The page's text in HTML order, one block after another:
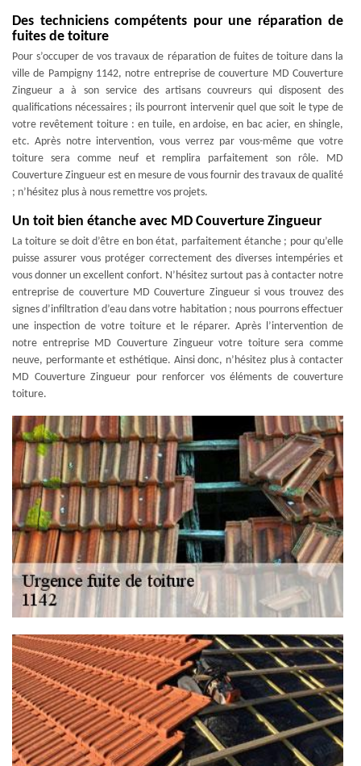
Des techniciens compétents pour une réparation de
fuites de toiture
Pour s’occuper de vos travaux de réparation de fuites de toiture dans la
ville de Pampigny 1142, notre entreprise de couverture MD Couverture
Zingueur a à son service des artisans couvreurs qui disposent des
qualifications nécessaires ; ils pourront intervenir quel que soit le type de
votre revêtement toiture : en tuile, en ardoise, en bac acier, en shingle,
etc. Après notre intervention, vous verrez par vous-même que votre
toiture sera comme neuf et remplira parfaitement son rôle. MD
Couverture Zingueur est en mesure de vous fournir des travaux de qualité
; n’hésitez plus à nous remettre vos projets.
Un toit bien étanche avec MD Couverture Zingueur
La toiture se doit d’être en bon état, parfaitement étanche ; pour qu’elle
puisse assurer vous protéger correctement des diverses intempéries et
vous donner un excellent confort. N’hésitez surtout pas à contacter notre
entreprise de couverture MD Couverture Zingueur si vous trouvez des
signes d’infiltration d’eau dans votre habitation ; nous pourrons effectuer
une inspection de votre toiture et le réparer. Après l’intervention de
notre entreprise MD Couverture Zingueur votre toiture sera comme
neuve, performante et esthétique. Ainsi donc, n’hésitez plus à contacter
MD Couverture Zingueur pour renforcer vos éléments de couverture
toiture.